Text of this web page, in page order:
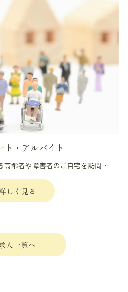
ト・アルバイト
サービスを利用されている高齢者や障害者のご自宅を訪問し、食事、排泄、入浴、家事などの介助を行い、利用者の生活や心身を自立支援、重度化防止の観点から支える仕事になります。
しく見る
人一覧へ